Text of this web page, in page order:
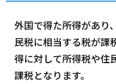
外国で得た所得があり
民税に相当する税が課
得に対して所得税や住
課税となります。